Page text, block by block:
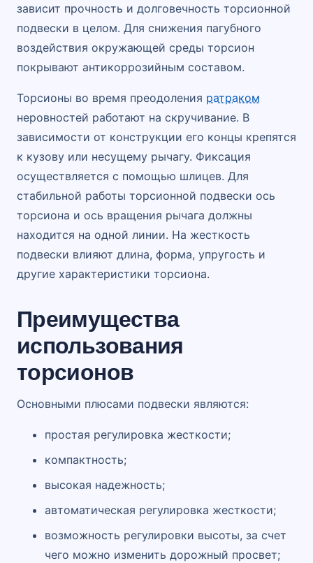
зависит прочность и долговечность торсионной
подвески в целом. Для снижения пагубного
воздействия окружающей среды торсион
покрывают антикоррозийным составом.
Торсионы во время преодоления ратраком
неровностей работают на скручивание. В
зависимости от конструкции его концы крепятся
к кузову или несущему рычагу. Фиксация
осуществляется с помощью шлицев. Для
стабильной работы торсионной подвески ось
торсиона и ось вращения рычага должны
находится на одной линии. На жесткость
подвески влияют длина, форма, упругость и
другие характеристики торсиона.
Преимущества
использования
торсионов
Основными плюсами подвески являются:
простая регулировка жесткости;
компактность;
высокая надежность;
автоматическая регулировка жесткости;
возможность регулировки высоты, за счет
чего можно изменить дорожный просвет;